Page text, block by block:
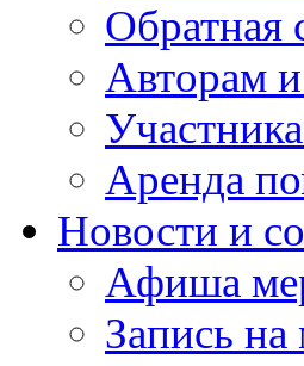
Обратная
Авторам
Аренда
Новости и
Афиша
Запись